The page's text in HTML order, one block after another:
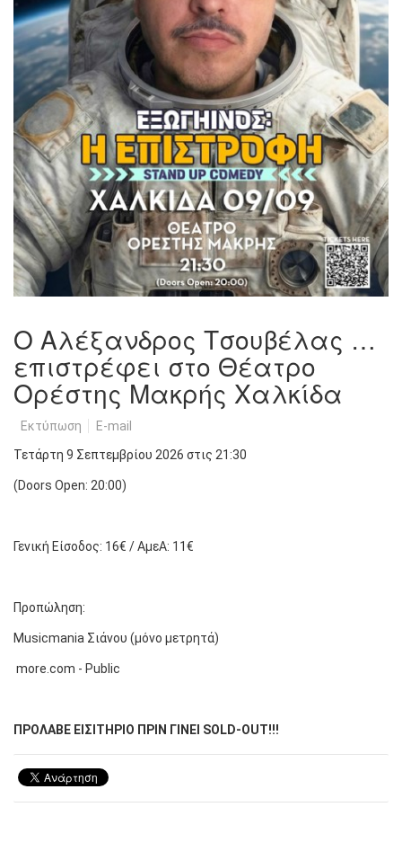
Ο Αλέξανδρος Τσουβέλας …
επιστρέφει στο Θέατρο
Ορέστης Μακρής Χαλκίδα
Εκτύπωση E-mail
Τετάρτη 9 Σεπτεμβρίου 2026 στις 21:30
(Doors Open: 20:00)
Γενική Είσοδος: 16€ / ΑμεΑ: 11€
Προπώληση:
Musicmania Σιάνου (μόνο μετρητά)
more.com - Public
ΠΡΟΛΑΒΕ ΕΙΣΙΤΗΡΙΟ ΠΡΙΝ ΓΙΝΕΙ SOLD-OUT!!!